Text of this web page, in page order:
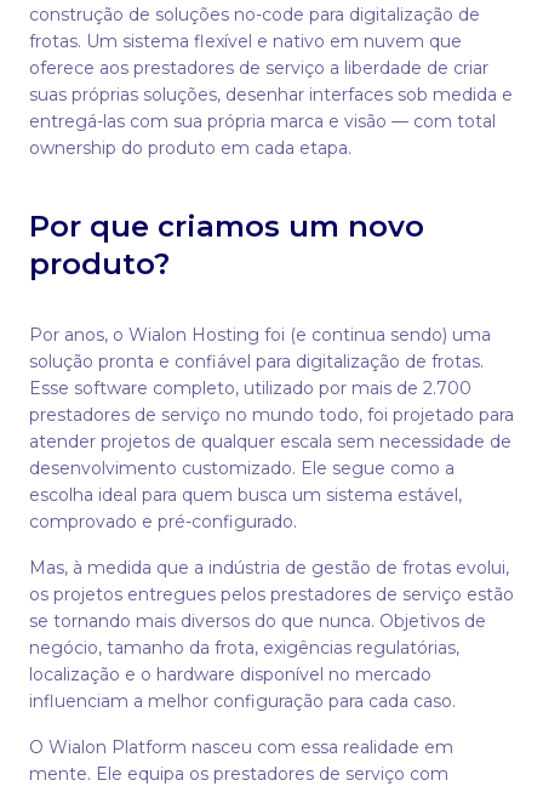
construção de soluções no-code para digitalização de
frotas. Um sistema flexível e nativo em nuvem que
oferece aos prestadores de serviço a liberdade de criar
suas próprias soluções, desenhar interfaces sob medida e
entregá-las com sua própria marca e visão — com total
ownership do produto em cada etapa.
Por que criamos um novo
produto?
Por anos, o Wialon Hosting foi (e continua sendo) uma
solução pronta e confiável para digitalização de frotas.
Esse software completo, utilizado por mais de 2.700
prestadores de serviço no mundo todo, foi projetado para
atender projetos de qualquer escala sem necessidade de
desenvolvimento customizado. Ele segue como a
escolha ideal para quem busca um sistema estável,
comprovado e pré-configurado.
Mas, à medida que a indústria de gestão de frotas evolui,
os projetos entregues pelos prestadores de serviço estão
se tornando mais diversos do que nunca. Objetivos de
negócio, tamanho da frota, exigências regulatórias,
localização e o hardware disponível no mercado
influenciam a melhor configuração para cada caso.
O Wialon Platform nasceu com essa realidade em
mente. Ele equipa os prestadores de serviço com